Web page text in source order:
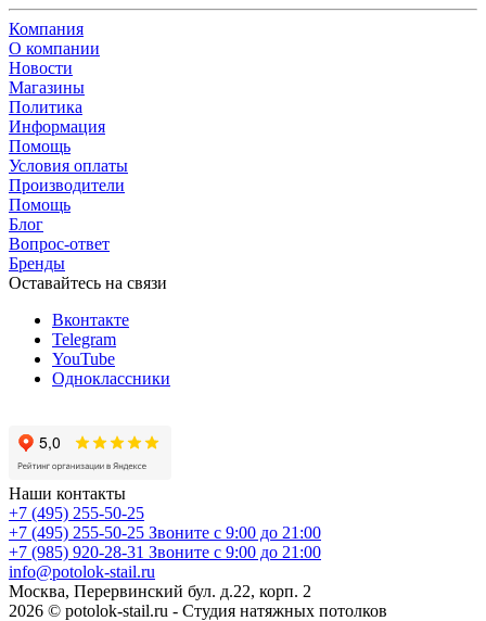
Компания
О компании
Новости
Магазины
Политика
Информация
Помощь
Условия оплаты
Производители
Помощь
Блог
Вопрос-ответ
Бренды
Оставайтесь на связи
Вконтакте
Telegram
YouTube
Одноклассники
Наши контакты
+7 (495) 255-50-25
+7 (495) 255-50-25 Звоните с 9:00 до 21:00
+7 (985) 920-28-31 Звоните с 9:00 до 21:00
info@potolok-stail.ru
Москва, Перервинский бул. д.22, корп. 2
2026 © potolok-stail.ru - Студия натяжных потолков